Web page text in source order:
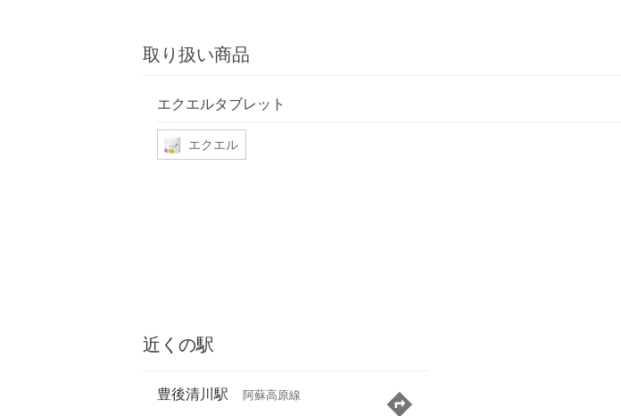
取り扱い商品
エクエルタブレット
エクエル
近くの駅
豊後清川駅 阿蘇高原線